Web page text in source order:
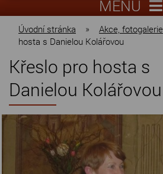
MENU
Úvodní stránka » Akce, fotogalerie
hosta s Danielou Kolářovou
Křeslo pro hosta s
Danielou Kolářovou